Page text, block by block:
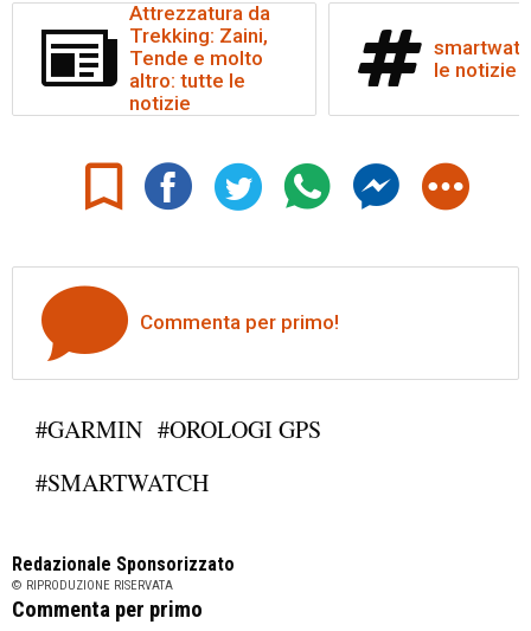
Attrezzatura da
Trekking: Zaini,
Tende e molto
altro: tutte le
notizie
le notizie
Commenta per primo!
#GARMIN #OROLOGI GPS
#SMARTWATCH
Redazionale Sponsorizzato
© RIPRODUZIONE RISERVATA
Commenta per primo